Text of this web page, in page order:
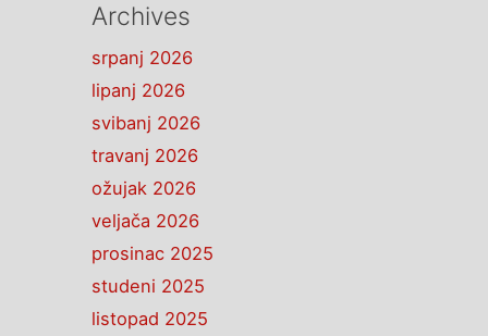
Archives
srpanj 2026
lipanj 2026
svibanj 2026
travanj 2026
ožujak 2026
veljača 2026
prosinac 2025
studeni 2025
listopad 2025